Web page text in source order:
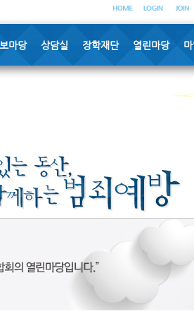
마당 상담실 장학재단 열린마당